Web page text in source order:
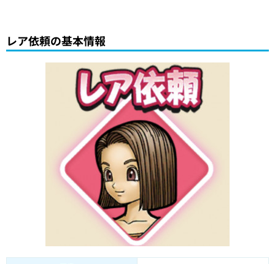
レア依頼の基本情報